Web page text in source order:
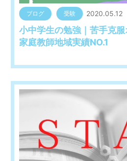
ブログ 受験 2020.05.12
小中学生の勉強｜苦手克服
家庭教師地域実績NO.1